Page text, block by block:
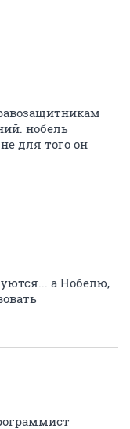
нобель
для того он
а Нобелю,